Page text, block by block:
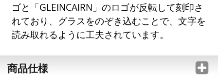
ゴと「GLEINCAIRN」のロゴが反転して刻印さ
れており、グラスをのぞき込むことで、文字を
読み取れるように工夫されています。
商品仕様